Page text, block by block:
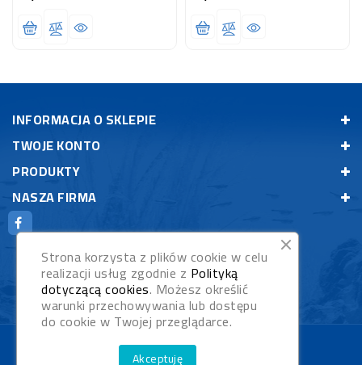
INFORMACJA O SKLEPIE
TWOJE KONTO
PRODUKTY
NASZA FIRMA
© 2026 - Rybypyszczaki.pl
Strona korzysta z plików cookie w celu
realizacji usług zgodnie z Polityką
dotyczącą cookies. Możesz określić
warunki przechowywania lub dostępu
do cookie w Twojej przeglądarce.
Akceptuję